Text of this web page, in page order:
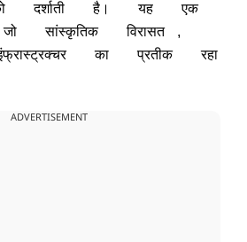
दर्शाती है। यह
एक
जो सांस्कृतिक विरासत
,
का प्रतीक
रहा
ADVERTISEMENT